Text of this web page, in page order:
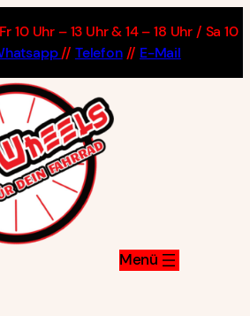
10 Uhr – 13 Uhr & 14 – 18 Uhr / Sa 10
// Telefon// E-Mail